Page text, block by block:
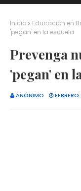
Inicio Educación en
'pegan' en la escuela
Prevenga
'pegan' en
ANÓNIMO